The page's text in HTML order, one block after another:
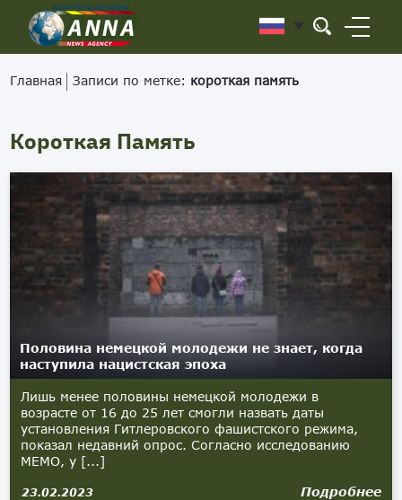
Главная Записи по метке: короткая память
Короткая Память
Половина немецкой молодежи не знает, когда
наступила нацистская эпоха
Лишь менее половины немецкой молодежи в
возрасте от 16 до 25 лет смогли назвать даты
установления Гитлеровского фашистского режима,
показал недавний опрос. Согласно исследованию
MEMO, у [...]
23.02.2023 Подробнее